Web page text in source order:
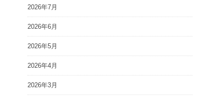
2026年7月
2026年6月
2026年5月
2026年4月
2026年3月